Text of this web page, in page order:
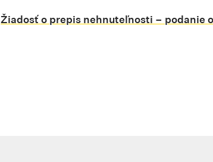
Žiadosť o prepis nehnuteľnosti – podanie